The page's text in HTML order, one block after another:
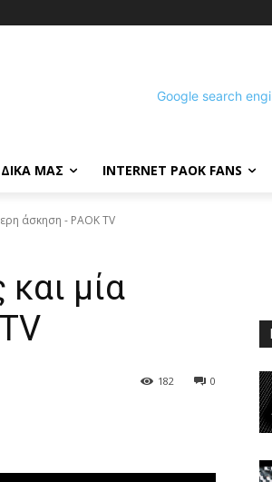
ΔΙΚΑ ΜΑΣ INTERNET PAOK FANS
άσκηση - PAOK TV
μία
0
182